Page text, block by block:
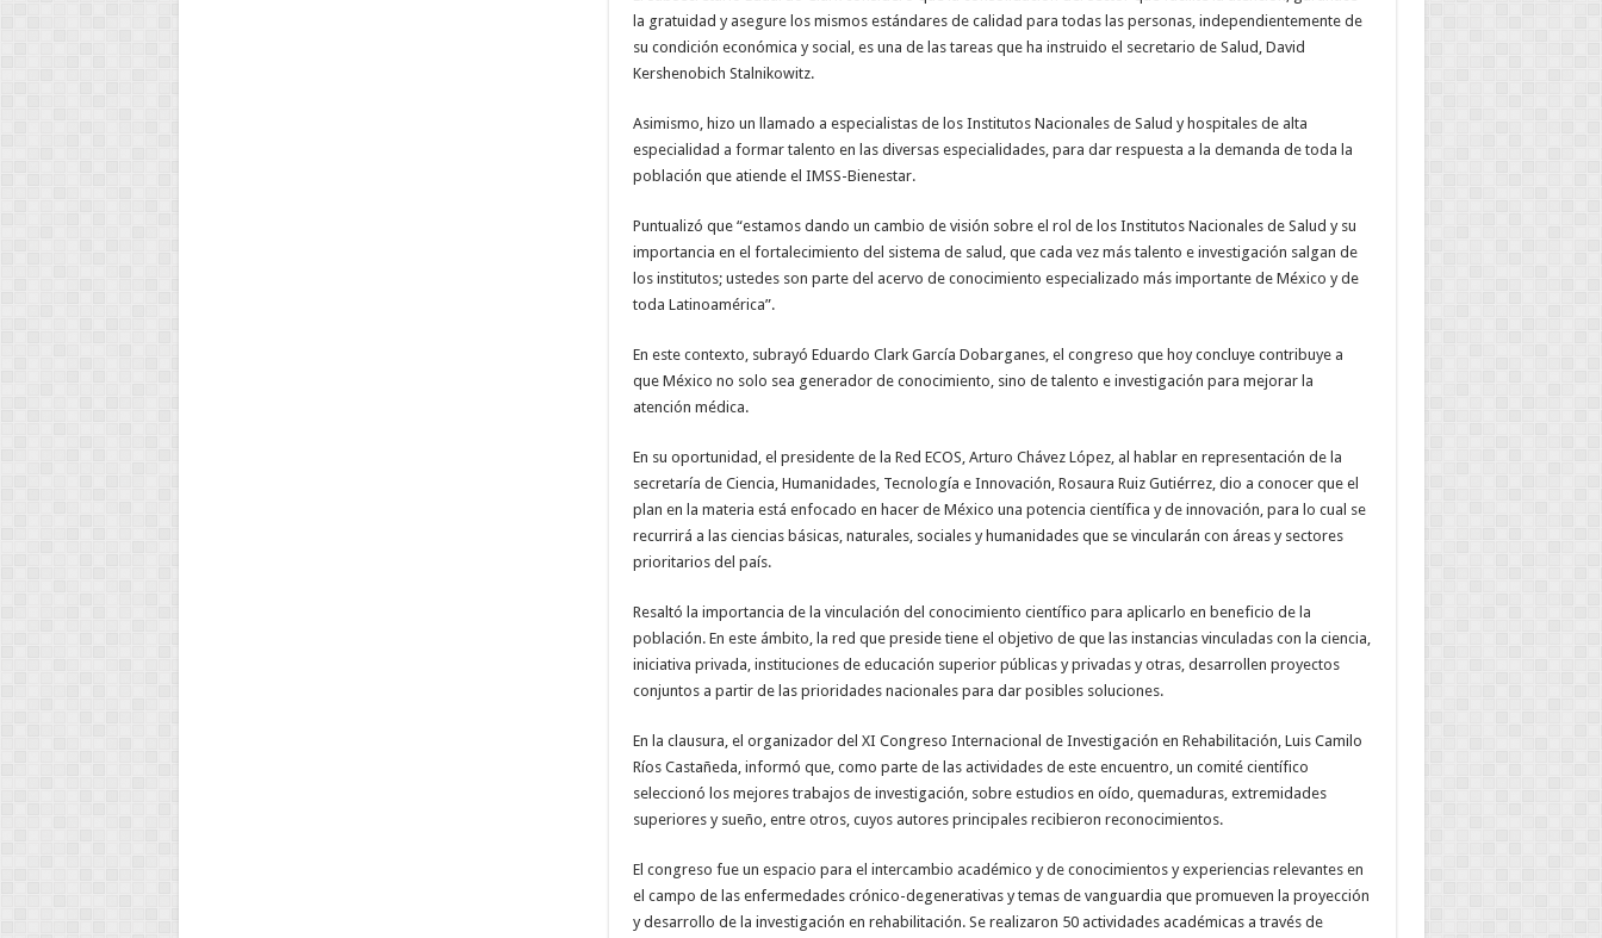
la gratuidad y asegure los mismos estándares de calidad para todas las personas, independientemente de
su condición económica y social, es una de las tareas que ha instruido el secretario de Salud, David
Kershenobich Stalnikowitz.
Asimismo, hizo un llamado a especialistas de los Institutos Nacionales de Salud y hospitales de alta
especialidad a formar talento en las diversas especialidades, para dar respuesta a la demanda de toda la
población que atiende el IMSS-Bienestar.
Puntualizó que “estamos dando un cambio de visión sobre el rol de los Institutos Nacionales de Salud y su
importancia en el fortalecimiento del sistema de salud, que cada vez más talento e investigación salgan de
los institutos; ustedes son parte del acervo de conocimiento especializado más importante de México y de
toda Latinoamérica”.
En este contexto, subrayó Eduardo Clark García Dobarganes, el congreso que hoy concluye contribuye a
que México no solo sea generador de conocimiento, sino de talento e investigación para mejorar la
atención médica.
En su oportunidad, el presidente de la Red ECOS, Arturo Chávez López, al hablar en representación de la
secretaría de Ciencia, Humanidades, Tecnología e Innovación, Rosaura Ruiz Gutiérrez, dio a conocer que el
plan en la materia está enfocado en hacer de México una potencia científica y de innovación, para lo cual se
recurrirá a las ciencias básicas, naturales, sociales y humanidades que se vincularán con áreas y sectores
prioritarios del país.
Resaltó la importancia de la vinculación del conocimiento científico para aplicarlo en beneficio de la
población. En este ámbito, la red que preside tiene el objetivo de que las instancias vinculadas con la ciencia,
iniciativa privada, instituciones de educación superior públicas y privadas y otras, desarrollen proyectos
conjuntos a partir de las prioridades nacionales para dar posibles soluciones.
En la clausura, el organizador del XI Congreso Internacional de Investigación en Rehabilitación, Luis Camilo
Ríos Castañeda, informó que, como parte de las actividades de este encuentro, un comité científico
seleccionó los mejores trabajos de investigación, sobre estudios en oído, quemaduras, extremidades
superiores y sueño, entre otros, cuyos autores principales recibieron reconocimientos.
El congreso fue un espacio para el intercambio académico y de conocimientos y experiencias relevantes en
el campo de las enfermedades crónico-degenerativas y temas de vanguardia que promueven la proyección
y desarrollo de la investigación en rehabilitación. Se realizaron 50 actividades académicas a través de